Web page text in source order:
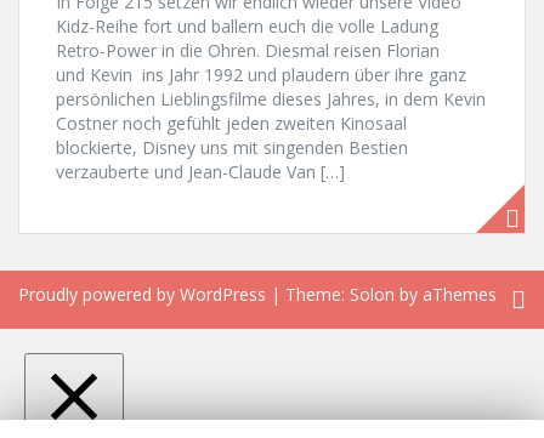
Kidz-Reihe fort und ballern euch die volle Ladung
Retro-Power in die Ohren. Diesmal reisen Florian
und Kevin ins Jahr 1992 und plaudern über ihre ganz
persönlichen Lieblingsfilme dieses Jahres, in dem Kevin
Costner noch gefühlt jeden zweiten Kinosaal
blockierte, Disney uns mit singenden Bestien
verzauberte und Jean-Claude Van […]
Proudly powered by WordPress | Theme: Solon by aThemes